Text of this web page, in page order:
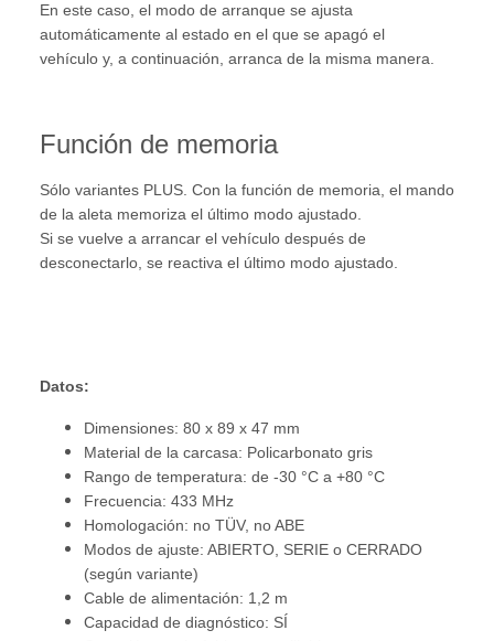
En este caso, el modo de arranque se ajusta
automáticamente al estado en el que se apagó el
vehículo y, a continuación, arranca de la misma manera.
Función de memoria
Sólo variantes PLUS. Con la función de memoria, el mando
de la aleta memoriza el último modo ajustado.
Si se vuelve a arrancar el vehículo después de
desconectarlo, se reactiva el último modo ajustado.
Datos:
Dimensiones: 80 x 89 x 47 mm
Material de la carcasa: Policarbonato gris
Rango de temperatura: de -30 °C a +80 °C
Frecuencia: 433 MHz
Homologación: no TÜV, no ABE
Modos de ajuste: ABIERTO, SERIE o CERRADO
(según variante)
Cable de alimentación: 1,2 m
Capacidad de diagnóstico: SÍ